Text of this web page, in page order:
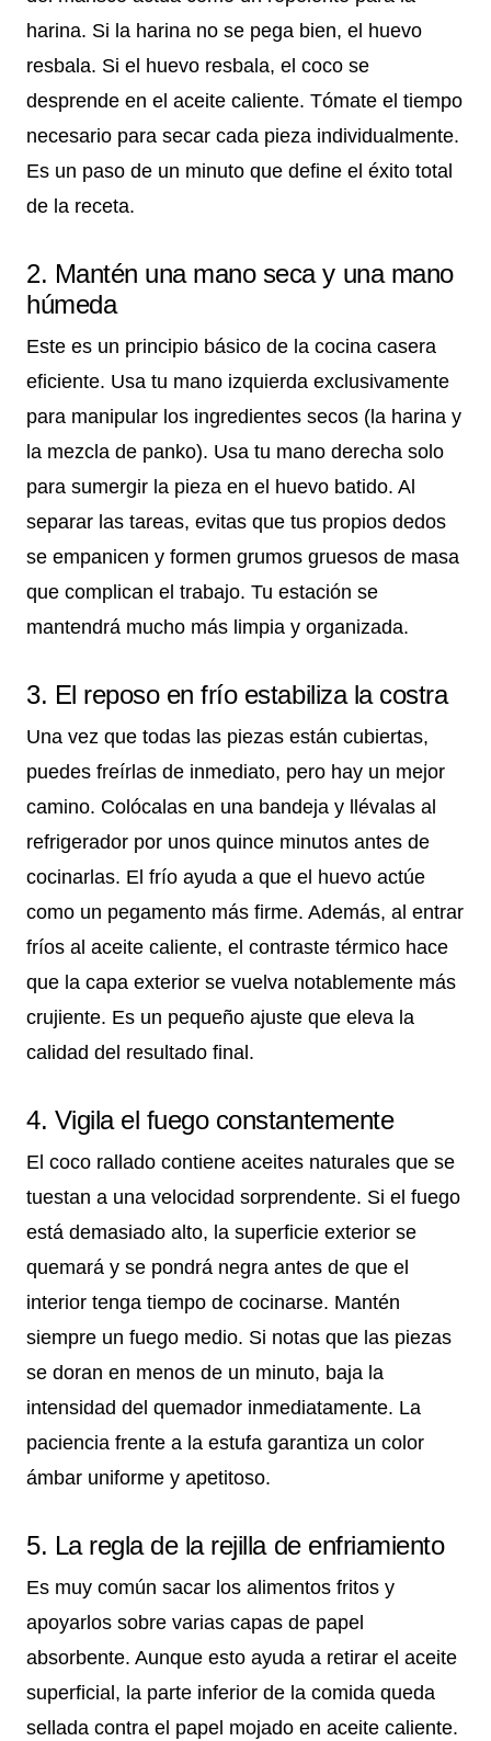
harina. Si la harina no se pega bien, el huevo
resbala. Si el huevo resbala, el coco se
desprende en el aceite caliente. Tómate el tiempo
necesario para secar cada pieza individualmente.
Es un paso de un minuto que define el éxito total
de la receta.
2. Mantén una mano seca y una mano
húmeda
Este es un principio básico de la cocina casera
eficiente. Usa tu mano izquierda exclusivamente
para manipular los ingredientes secos (la harina y
la mezcla de panko). Usa tu mano derecha solo
para sumergir la pieza en el huevo batido. Al
separar las tareas, evitas que tus propios dedos
se empanicen y formen grumos gruesos de masa
que complican el trabajo. Tu estación se
mantendrá mucho más limpia y organizada.
3. El reposo en frío estabiliza la costra
Una vez que todas las piezas están cubiertas,
puedes freírlas de inmediato, pero hay un mejor
camino. Colócalas en una bandeja y llévalas al
refrigerador por unos quince minutos antes de
cocinarlas. El frío ayuda a que el huevo actúe
como un pegamento más firme. Además, al entrar
fríos al aceite caliente, el contraste térmico hace
que la capa exterior se vuelva notablemente más
crujiente. Es un pequeño ajuste que eleva la
calidad del resultado final.
4. Vigila el fuego constantemente
El coco rallado contiene aceites naturales que se
tuestan a una velocidad sorprendente. Si el fuego
está demasiado alto, la superficie exterior se
quemará y se pondrá negra antes de que el
interior tenga tiempo de cocinarse. Mantén
siempre un fuego medio. Si notas que las piezas
se doran en menos de un minuto, baja la
intensidad del quemador inmediatamente. La
paciencia frente a la estufa garantiza un color
ámbar uniforme y apetitoso.
5. La regla de la rejilla de enfriamiento
Es muy común sacar los alimentos fritos y
apoyarlos sobre varias capas de papel
absorbente. Aunque esto ayuda a retirar el aceite
superficial, la parte inferior de la comida queda
sellada contra el papel mojado en aceite caliente.